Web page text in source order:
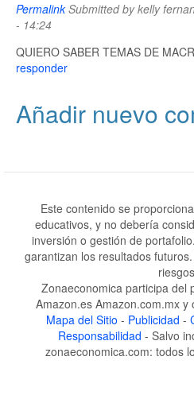
PermalinkSubmitted bykelly
- 14:24
QUIERO SABER TEMAS DE
responder
Añadir nuevo
Este contenido se
educativos, y no debería
inversión o gestión de
garantizan los resultados
Zonaeconomica participa del
Amazon.es Amazon.com.mx
Mapa del Sitio - Publicidad -
Responsabilidad - Salvo
zonaeconomica.com: todos